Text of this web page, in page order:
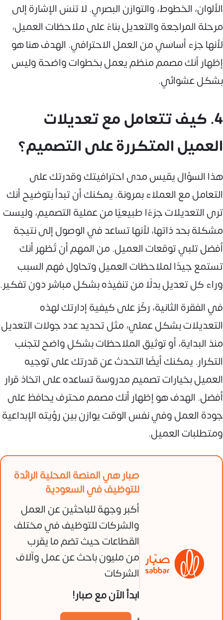
الألوان، الخطوط، والتوازن البصري. لا تنسَ الإشارة إلى
مرحلة المراجعة والتعديل بناءً على ملاحظات العميل،
لأنها جزء أساسي من العمل الاحترافي. الهدف هنا هو
إظهار أنك مصمم منظم يعمل بخطوات واضحة وليس
بشكل عشوائي.
4. كيف تتعامل مع تعديلات
العميل المتكررة على التصميم؟
هذا السؤال يقيس مدى احترافيتك وقدرتك على
التعامل مع العملاء بمرونة. يمكنك أن تبدأ بتوضيح أنك
ترى التعديلات جزءًا طبيعيًا من عملية التصميم، وليست
مشكلة بحد ذاتها، لأنها تساعد في الوصول إلى نتيجة
أفضل تلبي توقعات العميل. من المهم أن تُظهر أنك
تستمع جيدًا لملاحظات العميل وتحاول فهم السبب
وراء كل تعديل بدلًا من تنفيذه بشكل مباشر دون تفكير.
في الفقرة الثانية، ركّز على كيفية إدارتك لهذه
التعديلات بشكل عملي، مثل تحديد عدد جولات التعديل
منذ البداية، أو توثيق الملاحظات بشكل واضح لتجنب
التكرار. يمكنك أيضًا التحدث عن قدرتك على توجيه
العميل بخيارات تصميم مدروسة تساعده على اتخاذ قرار
أفضل. الهدف هو إظهار أنك مصمم محترف يحافظ على
جودة العمل وفي نفس الوقت يوازن بين رؤيته الإبداعية
ومتطلبات العميل.
صبار هي المنصة المحلية الرائدة
للتوظيف في السعودية
أكبر وجهة للباحثين عن العمل
والشركات للتوظيف في مختلف
القطاعات حيث تضم ما يقرب
من مليون باحث عن عمل وآلاف
الشركات
ابدأ الآن مع صبار!